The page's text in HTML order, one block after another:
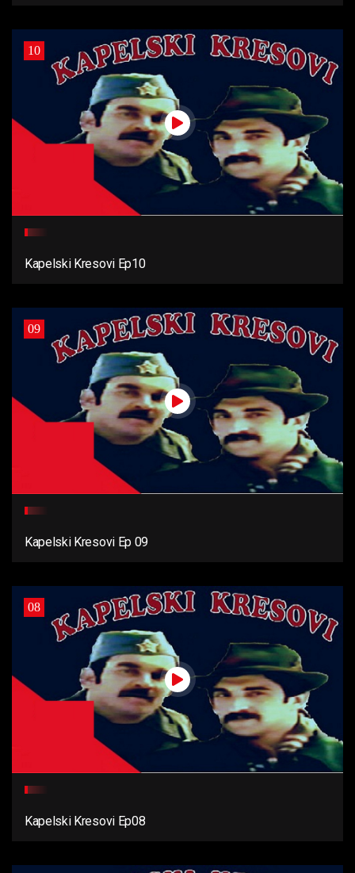
10
Kapelski Kresovi Ep10
09
Kapelski Kresovi Ep 09
08
Kapelski Kresovi Ep08